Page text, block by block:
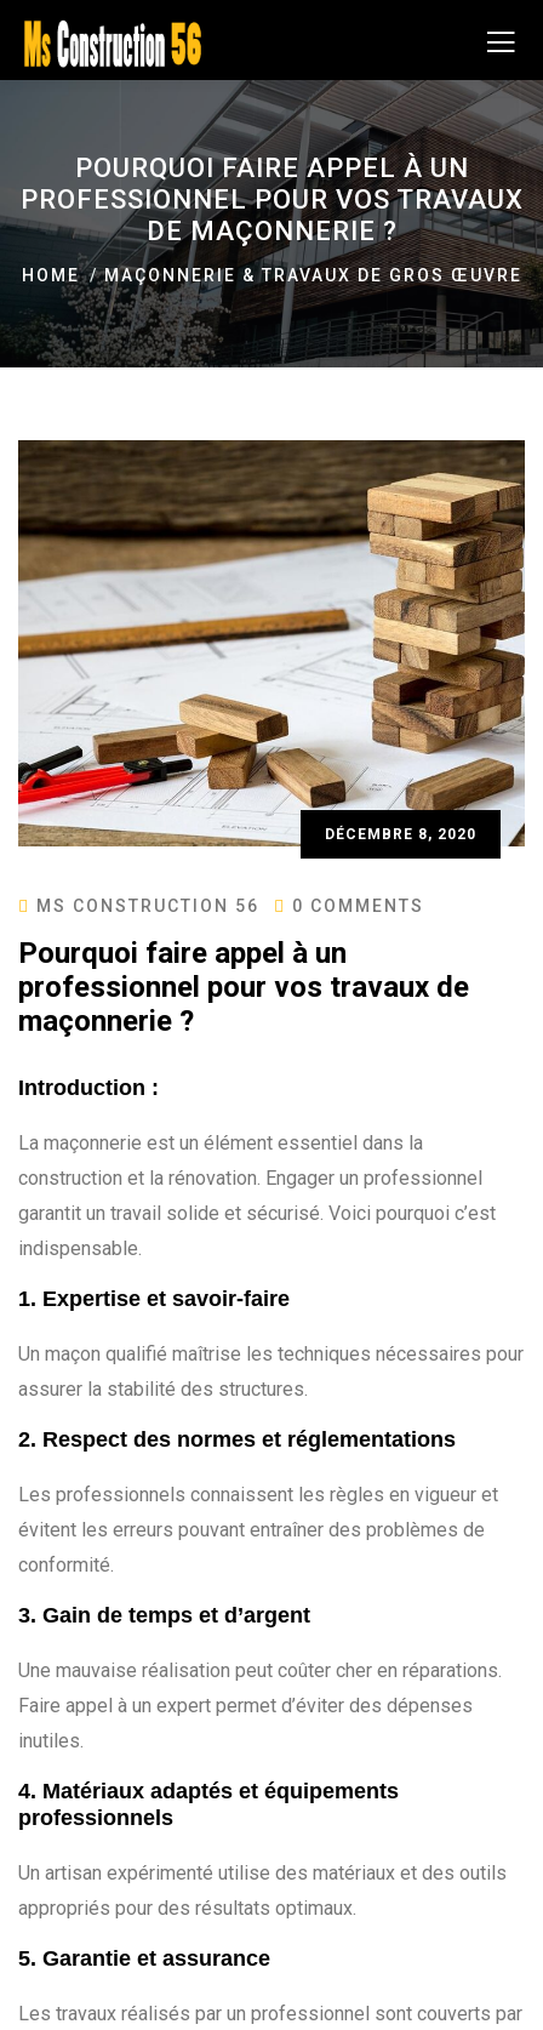
POURQUOI FAIRE APPEL À UN
PROFESSIONNEL POUR VOS TRAVAUX
DE MAÇONNERIE ?
HOME MAÇONNERIE & TRAVAUX DE GROS ŒUVRE
DÉCEMBRE 8, 2020
MS CONSTRUCTION 56 0 COMMENTS
Pourquoi faire appel à un
professionnel pour vos travaux de
maçonnerie ?
Introduction :
La maçonnerie est un élément essentiel dans la
construction et la rénovation. Engager un professionnel
garantit un travail solide et sécurisé. Voici pourquoi c’est
indispensable.
1. Expertise et savoir-faire
Un maçon qualifié maîtrise les techniques nécessaires pour
assurer la stabilité des structures.
2. Respect des normes et réglementations
Les professionnels connaissent les règles en vigueur et
évitent les erreurs pouvant entraîner des problèmes de
conformité.
3. Gain de temps et d’argent
Une mauvaise réalisation peut coûter cher en réparations.
Faire appel à un expert permet d’éviter des dépenses
inutiles.
4. Matériaux adaptés et équipements
professionnels
Un artisan expérimenté utilise des matériaux et des outils
appropriés pour des résultats optimaux.
5. Garantie et assurance
Les travaux réalisés par un professionnel sont couverts par